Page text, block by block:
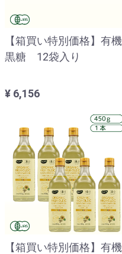
【箱買い特別価格】有機
黒糖 12袋入り
¥ 6,156
【箱買い特別価格】有機